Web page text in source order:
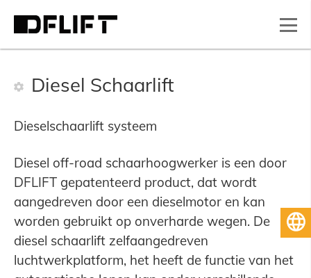
Diesel Schaarlift
Dieselschaarlift systeem
Diesel off-road schaarhoogwerker is een door
DFLIFT gepatenteerd product, dat wordt
aangedreven door een dieselmotor en kan
worden gebruikt op onverharde wegen. De
diesel schaarlift zelfaangedreven
luchtwerkplatform, het heeft de functie van het
Nederlands